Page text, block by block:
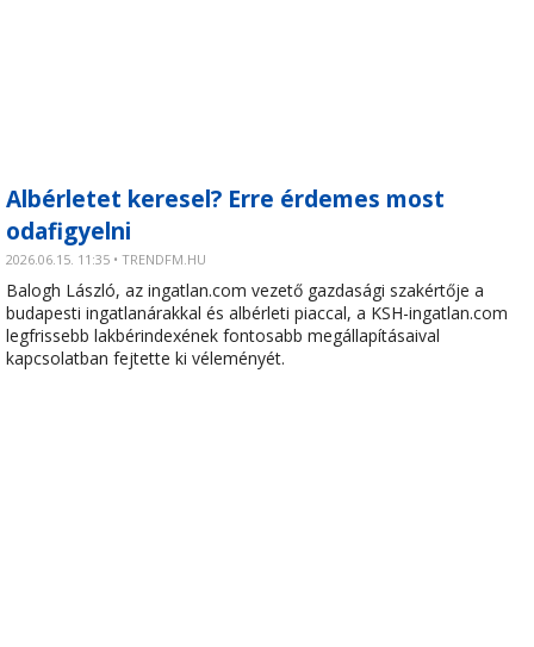
Albérletet keresel? Erre érdemes most
odafigyelni
2026.06.15. 11:35 • TRENDFM.HU
Balogh László, az ingatlan.com vezető gazdasági szakértője a
budapesti ingatlanárakkal és albérleti piaccal, a KSH-ingatlan.com
legfrissebb lakbérindexének fontosabb megállapításaival
kapcsolatban fejtette ki véleményét.